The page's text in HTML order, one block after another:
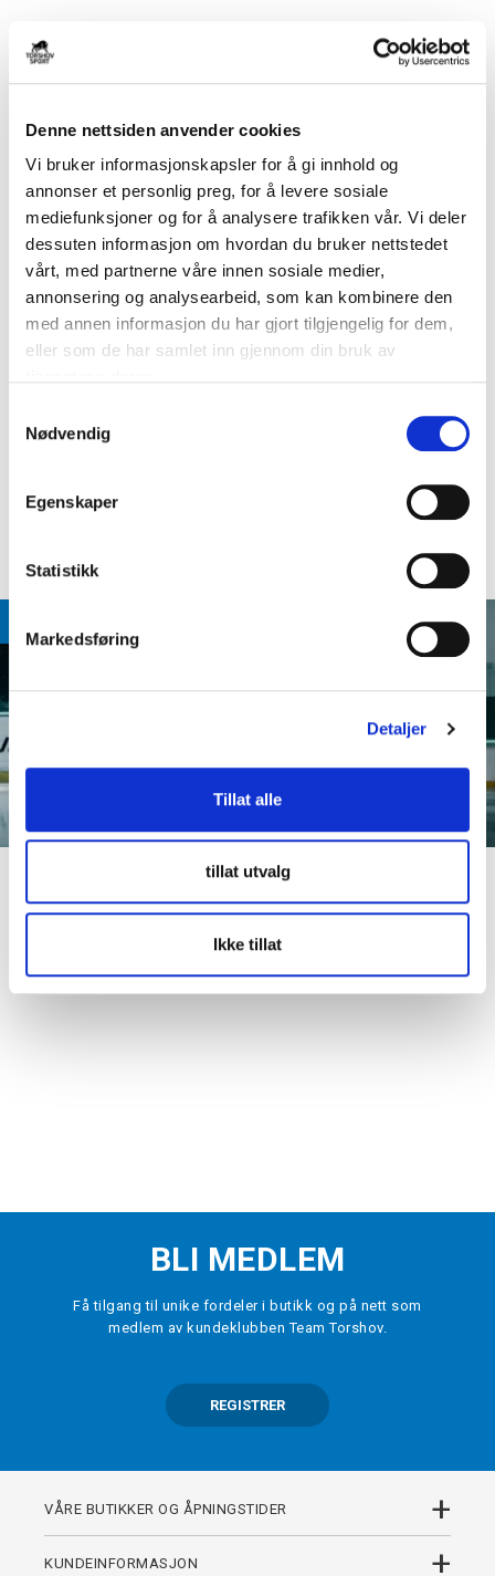
Denne nettsiden anvender cookies
Vi bruker informasjonskapsler for å gi innhold og
annonser et personlig preg, for å levere sosiale
mediefunksjoner og for å analysere trafikken vår. Vi deler
dessuten informasjon om hvordan du bruker nettstedet
vårt, med partnerne våre innen sosiale medier,
annonsering og analysearbeid, som kan kombinere den
med annen informasjon du har gjort tilgjengelig for dem,
eller som de har samlet inn gjennom din bruk av
e
a
g
Nødvendig
Egenskaper
Statistikk
Markedsføring
Detaljer
Tillat alle
tillat utvalg
Ikke tillat
🍿
Hold energien oppe mens du utforsker nyhetene – vi
spanderer.
🎁Giveaways, konkurranser og masse aktiviteter!
Vi har haugevis av premier, utfordringer og gøyale
innslag for både store og små. Kanskje du stikker av
med noe helt unikt?
Vi gleder oss enormt til å dele denne spesielle dagen
med dere. Kom alene, med laget, eller ta med hele
familien – alle hockeyentusiaster er hjertelig velkomne!
Velkommen til Supreme FEST – et arrangement du
ikke vil gå glipp av!
⏰ 11.00 - 14.00
fortelle andre om at du kommer!
BLI MEDLEM
Få tilgang til unike fordeler i butikk og på nett som
medlem av kundeklubben Team Torshov.
REGISTRER
VÅRE BUTIKKER OG ÅPNINGSTIDER +
KUNDEINFORMASJON +